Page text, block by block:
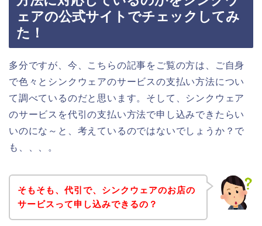
ェアの公式サイトでチェックしてみ
た！
多分ですが、今、こちらの記事をご覧の方は、ご自身
で色々とシンクウェアのサービスの支払い方法につい
て調べているのだと思います。そして、シンクウェア
のサービスを代引の支払い方法で申し込みできたらい
いのにな～と、考えているのではないでしょうか？で
も、、、。
そもそも、代引で、シンクウェアのお店の
サービスって申し込みできるの？